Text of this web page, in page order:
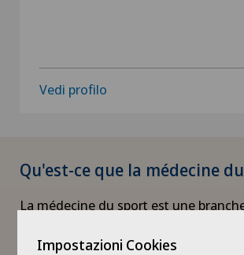
Vedi profilo
Qu'est-ce que la médecine
La médecine du sport est une
diagnostic, au traitement et à la
Impostazioni Cookies